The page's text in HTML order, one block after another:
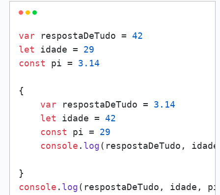
var respostaDeTudo = 42
let idade = 29
const pi = 3.14
{
var respostaDeTudo = 3.14
let idade = 42
const pi = 29
console . log(respostaDeTudo,
console . log(respostaDeTudo, idade,